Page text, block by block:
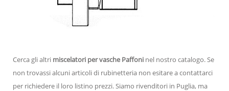
Cerca gli altri miscelatori per vasche Paffoni nel nostro catalogo. Se
non trovassi alcuni articoli di rubinetteria non esitare a contattarci
per richiedere il loro listino prezzi. Siamo rivenditori in Puglia, ma